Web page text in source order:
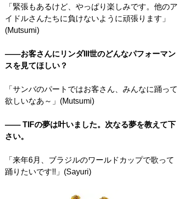
「緊張もあるけど、やっぱり楽しみです。他のア
イドルさんたちに負けないように頑張ります」
(Mutsumi)
――お客さんにリンダIII世のどんなパフォーマン
スを見てほしい？
「サンバのパートではお客さん、みんなに踊って
欲しいなあ～」(Mutsumi)
―― TIFの夢は叶いました。次なる夢を教えて下
さい。
「来年6月、ブラジルのワールドカップで歌って
踊りたいです!!」(Sayuri)